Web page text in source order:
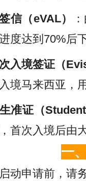
信（eVAL）
度达到70%后
入境签证（
境马来西亚，
准证（
首次入境后由
一
动申请前，请